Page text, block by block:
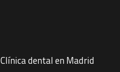
Clínica dental en Madrid